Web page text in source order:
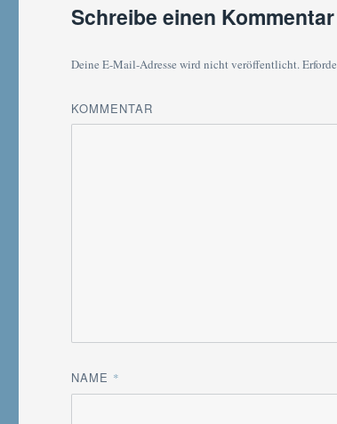
Schreibe einen Kommentar
Deine E-Mail-Adresse wird nicht veröffentlicht.
KOMMENTAR
NAME *